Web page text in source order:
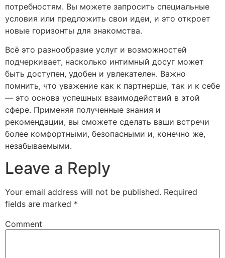
потребностям. Вы можете запросить специальные
условия или предложить свои идеи, и это откроет
новые горизонты для знакомства.
Всё это разнообразие услуг и возможностей
подчеркивает, насколько интимный досуг может
быть доступен, удобен и увлекателен. Важно
помнить, что уважение как к партнерше, так и к себе
— это основа успешных взаимодействий в этой
сфере. Применяя полученные знания и
рекомендации, вы сможете сделать ваши встречи
более комфортными, безопасными и, конечно же,
незабываемыми.
Leave a Reply
Your email address will not be published. Required
fields are marked *
Comment